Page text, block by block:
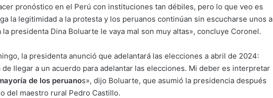
pronóstico en el Perú con instituciones tan débiles, pero lo que veo es
la legitimidad a la protesta y los peruanos continúan sin escucharse unos a
presidenta Dina Boluarte le vaya mal son muy altas», concluye Coronel.
la presidenta anunció que adelantará las elecciones a abril de 2024:
llegar a un acuerdo para adelantar las elecciones. Mi deber es interpretar
de los peruanos», dijo Boluarte, que asumió la presidencia después
del maestro rural Pedro Castillo.